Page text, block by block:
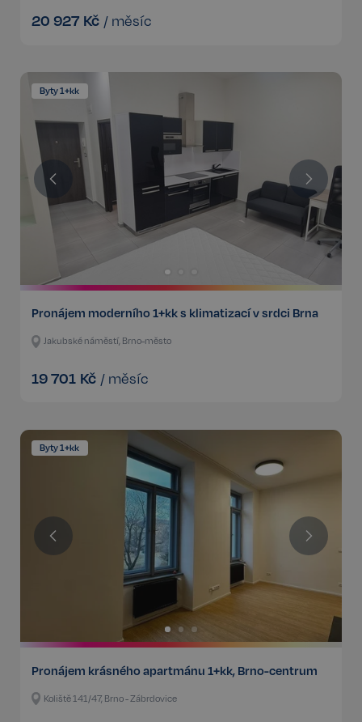
20 927 Kč / měsíc
Byty 1+kk
Pronájem moderního 1+kk s klimatizací v srdci Brna
Jakubské náměstí, Brno-město
19 701 Kč / měsíc
Byty 1+kk
Pronájem krásného apartmánu 1+kk, Brno-centrum
Koliště 141/47, Brno - Zábrdovice